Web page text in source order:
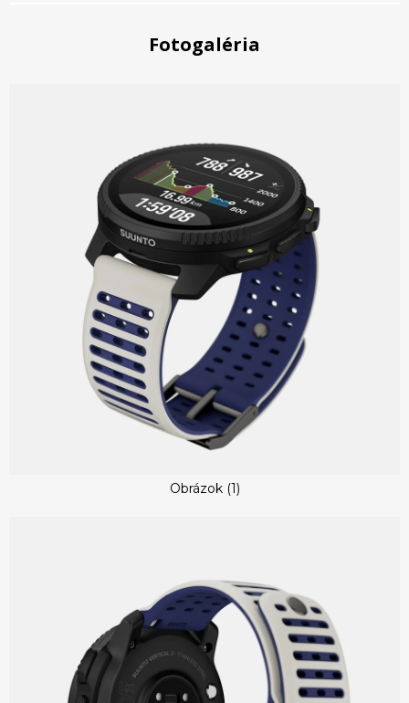
Fotogaléria
Obrázok (1)